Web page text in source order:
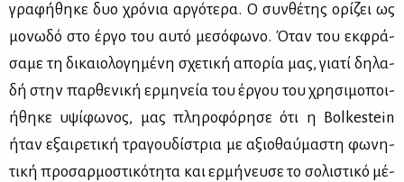
γρα­φή­θη­κε δυο χρό­νια αρ­γό­τε­ρα. Ο συν­θέ­της ορί­ζει ως
μο­νω­δό στο έρ­γο του αυ­τό με­σό­φω­νο. Όταν του εκ­φρά­
σα­με τη δι­καιο­λο­γη­μέ­νη σχε­τι­κή απο­ρία μας, για­τί δη­λα­
δή στην παρ­θε­νι­κή ερ­μη­νεία του έρ­γου του χρη­σι­μο­ποι­
ή­θη­κε υψί­φω­νος, μας πλη­ρο­φό­ρη­σε ότι η Bolkestein
ήταν εξαι­ρε­τι­κή τρα­γου­δί­στρια με αξιο­θαύ­μα­στη φω­νη­
τι­κή προ­σαρ­μο­στι­κό­τη­τα και ερ­μή­νευ­σε το σο­λι­στι­κό μέ­